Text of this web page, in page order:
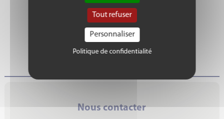
Tout refuser
Personnaliser
Politique de confidentialité
ACTUALITÉS
Voir toutes les actus >
Nous contacter